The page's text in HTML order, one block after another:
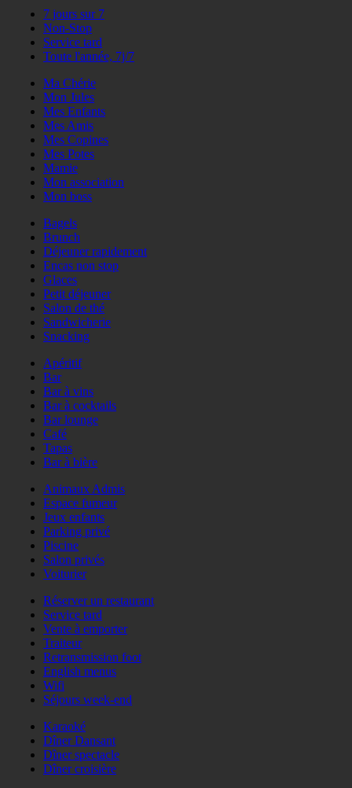
7 jours sur 7
Non-Stop
Service tard
Toute l'année, 7j/7
Ma Chérie
Mon Jules
Mes Enfants
Mes Amis
Mes Copines
Mes Potes
Mamie
Mon association
Mon boss
Bagels
Brunch
Déjeuner rapidement
Encas non stop
Glaces
Petit déjeuner
Salon de thé
Sandwicherie
Snacking
Apéritif
Bar
Bar à vins
Bar à cocktails
Bar lounge
Café
Tapas
Bar à bière
Animaux Admis
Espace fumeur
Jeux enfants
Parking privé
Piscine
Salon privés
Voiturier
Réserver un restaurant
Service tard
Vente à emporter
Traiteur
Retransmission foot
English menus
Wifi
Séjours week-end
Karaoké
Dîner Dansant
Dîner spectacle
Dîner croisière